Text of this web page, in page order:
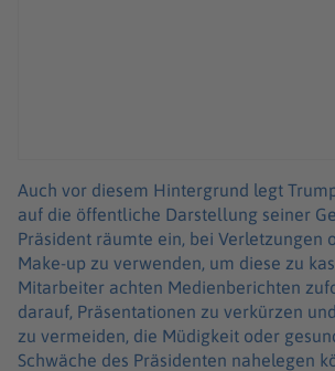
Auch vor diesem Hintergrund legt
auf die öffentliche Darstellung seiner
Präsident räumte ein, bei Verletzungen
Make-up zu verwenden, um diese zu
Mitarbeiter achten Medienberichten
darauf, Präsentationen zu verkürzen
zu vermeiden, die Müdigkeit oder
Schwäche des Präsidenten nahelegen